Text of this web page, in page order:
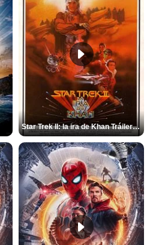
Star Trek II: la ira de Khan Tráiler VO